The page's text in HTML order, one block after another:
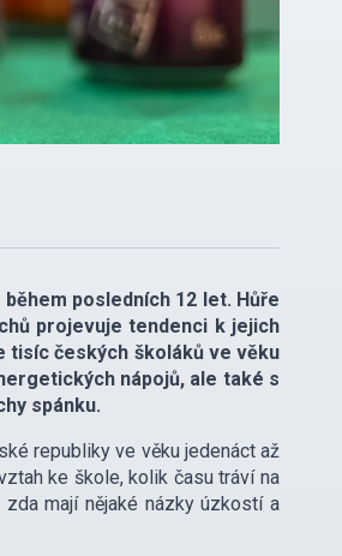
posledních 12 let. Hůře
projevuje tendenci k jejich
tisíc českých školáků ve věku
nápojů, ale také s
spánku.
republiky ve věku jedenáct až
ke škole, kolik času tráví na
mají nějaké názky úzkostí a